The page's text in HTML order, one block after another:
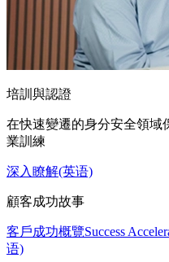
培訓與認證
在快速變遷的身分安全領域
業訓練
深入瞭解(英语)
顧客成功故事
客戶成功概覽Success
语)